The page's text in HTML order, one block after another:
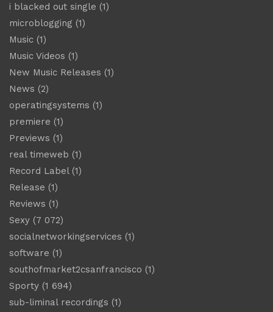
i blacked out single (1)
microblogging (1)
Music (1)
Music Videos (1)
New Music Releases (1)
News (2)
operatingsystems (1)
premiere (1)
Previews (1)
real timeweb (1)
Record Label(1)
Release (1)
Reviews (1)
Sexy (7 072)
socialnetworkingservices (1)
software (1)
southofmarket2csanfrancisco (1)
Sporty (1 694)
sub-liminal recordings (1)